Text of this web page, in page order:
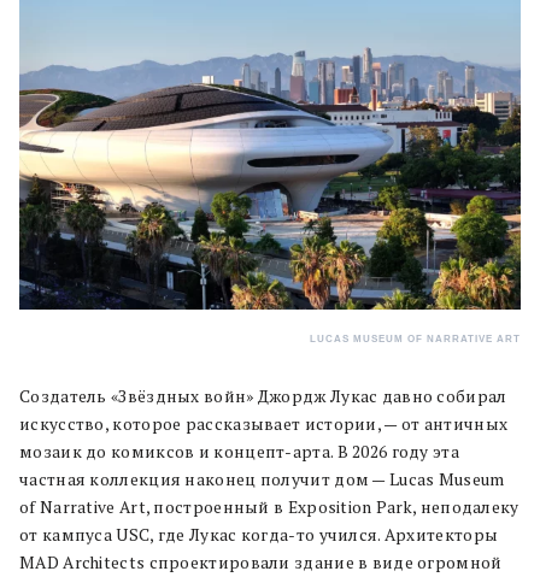
LUCAS MUSEUM OF NARRATIVE ART
Создатель «Звёздных войн» Джордж Лукас давно собирал
искусство, которое рассказывает истории, — от античных
мозаик до комиксов и концепт-арта. В 2026 году эта
частная коллекция наконец получит дом — Lucas Museum
of Narrative Art, построенный в Exposition Park, неподалеку
от кампуса USC, где Лукас когда-то учился. Архитекторы
MAD Architects спроектировали здание в виде огромной